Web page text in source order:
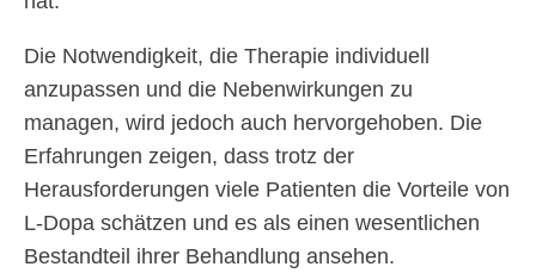
Die Notwendigkeit, die Therapie individuell
anzupassen und die Nebenwirkungen zu
managen, wird jedoch auch hervorgehoben. Die
Erfahrungen zeigen, dass trotz der
Herausforderungen viele Patienten die Vorteile von
L-Dopa schätzen und es als einen wesentlichen
Bestandteil ihrer Behandlung ansehen.